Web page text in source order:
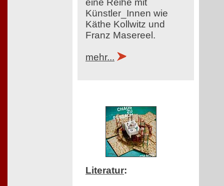
eine Reihe mit
Künstler_Innen wie
Käthe Kollwitz und
Franz Masereel.
mehr...
Literatur: